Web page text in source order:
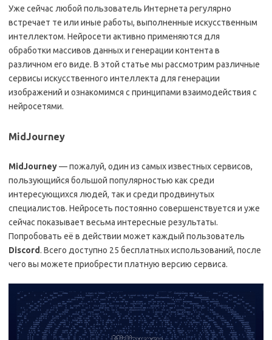
Уже сейчас любой пользователь Интернета регулярно
встречает те или иные работы, выполненные искусственным
интеллектом. Нейросети активно применяются для
обработки массивов данных и генерации контента в
различном его виде. В этой статье мы рассмотрим различные
сервисы искусственного интеллекта для генерации
изображений и ознакомимся с принципами взаимодействия с
нейросетями.
MidJourney
MidJourney— пожалуй, один из самых известных сервисов,
пользующийся большой популярностью как среди
интересующихся людей, так и среди продвинутых
специалистов. Нейросеть постоянно совершенствуется и уже
сейчас показывает весьма интересные результаты.
Попробовать её в действии может каждый пользователь
Discord. Всего доступно 25 бесплатных использований, после
чего вы можете приобрести платную версию сервиса.